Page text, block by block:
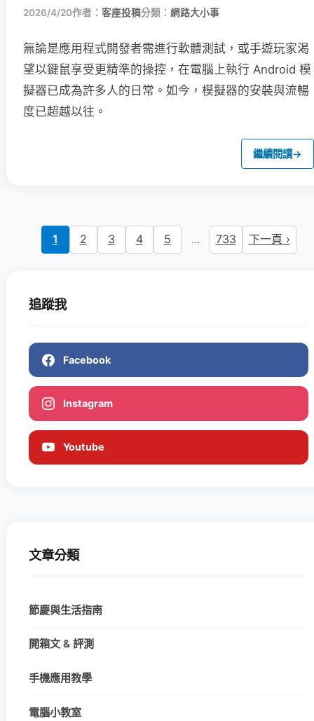
2026/4/20作者： 客座投稿分類： 網路大小事
無論是應用程式開發者需進行軟體測試，或手遊玩家渴
望以鍵鼠享受更精準的操控，在電腦上執行 Android 模
擬器已成為許多人的日常。如今，模擬器的安裝與流暢
度已超越以往。
繼續閱讀→
1 2 3 4 5 ... 733 下一頁 ›
追蹤我
Facebook
Instagram
Youtube
文章分類
節慶與生活指南
開箱文 & 評測
手機應用教學
電腦小教室